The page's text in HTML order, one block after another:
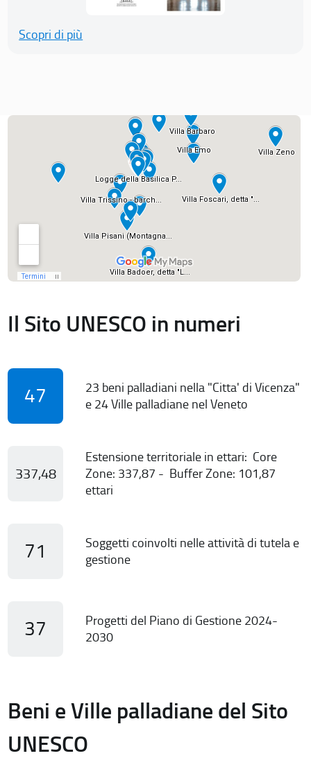
Scopri di più
Il Sito UNESCO in numeri
47
23 beni palladiani nella "Citta' di Vicenza"
e 24 Ville palladiane nel Veneto
337,48
Estensione territoriale in ettari: Core
Zone: 337,87 - Buffer Zone: 101,87
ettari
71
Soggetti coinvolti nelle attività di tutela e
gestione
37
Progetti del Piano di Gestione 2024-
2030
Beni e Ville palladiane del Sito
UNESCO